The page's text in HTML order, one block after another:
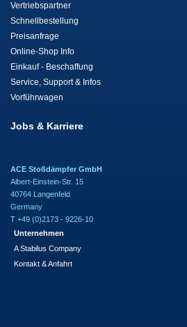
Vertriebspartner
Schnellbestellung
Preisanfrage
Online-Shop Info
Einkauf - Beschaffung
Service, Support & Infos
Vorführwagen
Jobs & Karriere
ACE Stoßdämpfer GmbH
Albert-Einstein-Str. 15
40764 Langenfeld
Germany
T +49 (0)2173 - 9226-10
Unternehmen
A Stabilus Company
Kontakt & Anfahrt